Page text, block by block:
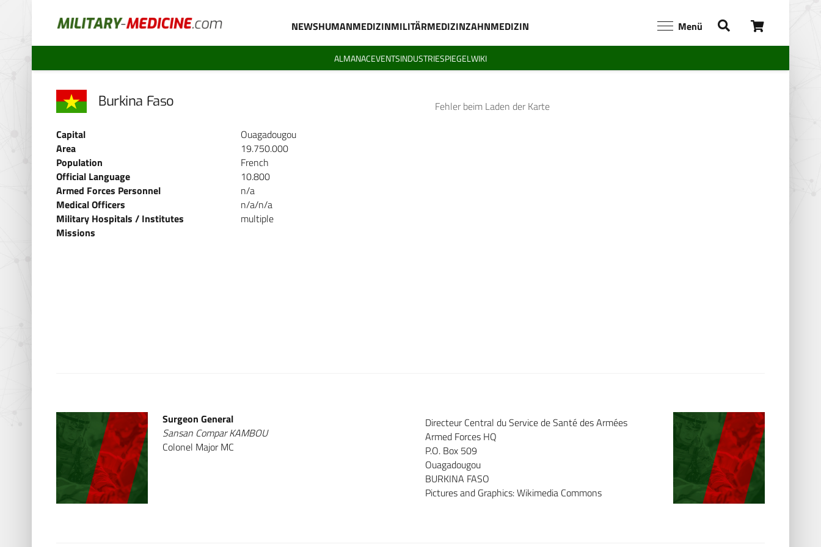
NEWSHUMANMEDIZINMILITÄRMEDIZINZAHNMEDIZIN Menü
ALMANACEVENTSINDUSTRIESPIEGELWIKI
Burkina Faso
Capital
Area
Population
Official Language
Armed Forces Personnel
Medical Officers
Military Hospitals / Institutes
Missions
Ouagadougou
19.750.000
French
10.800
n/a
n/a/n/a
multiple
Fehler beim Laden der Karte
Surgeon General
Sansan Compar KAMBOU
Colonel Major MC
Directeur Central du Service de Santé des Armées
Armed Forces HQ
P.O. Box 509
Ouagadougou
BURKINA FASO
Pictures and Graphics: Wikimedia Commons